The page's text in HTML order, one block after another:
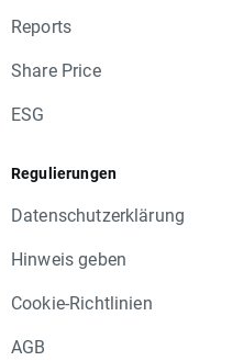
Reports
Share Price
ESG
Regulierungen
Datenschutzerklärung
Hinweis geben
Cookie-Richtlinien
AGB